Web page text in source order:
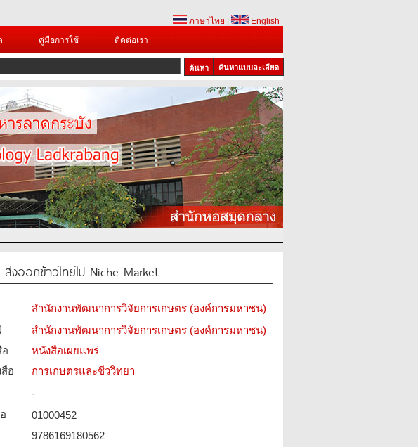
ภาษาไทย
English
คู่มือการใช้ ติดต่อเรา
ค้นหาแบบละเอียด
งออกข้าวไทยไป Niche Market
สำนักงานพัฒนาการวิจัยการเกษตร (องค์การมหาชน)
สำนักงานพัฒนาการวิจัยการเกษตร (องค์การมหาชน)
หนังสือเผยแพร่
อ­
การเกษตรและชีววิทยา
-
01000452
9786169180562